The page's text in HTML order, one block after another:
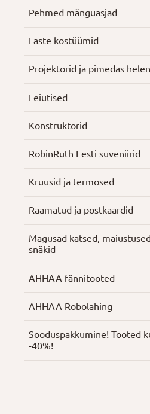
Pehmed mänguasjad
Laste kostüümid
Projektorid ja pimedas
Leiutised
Konstruktorid
RobinRuth Eesti suveniirid
Kruusid ja termosed
Raamatud ja postkaardid
Magusad katsed,
snäkid
AHHAA fännitooted
AHHAA Robolahing
Soodus­pakkumine! Tooted
-40%!